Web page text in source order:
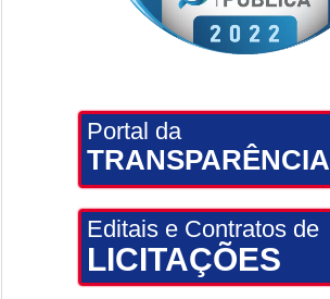
Portal da
TRANSPARÊNCIA
Editais e Contratos de
LICITAÇÕES